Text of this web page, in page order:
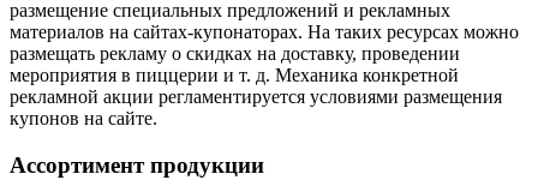
размещение специальных предложений и рекламных
материалов на сайтах-купонаторах. На таких ресурсах можно
размещать рекламу о скидках на доставку, проведении
мероприятия в пиццерии и т. д. Механика конкретной
рекламной акции регламентируется условиями размещения
купонов на сайте.
Ассортимент продукции